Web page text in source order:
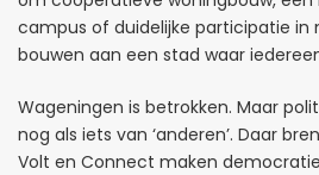
campus of duidelijke participatie in
bouwen aan een stad waar
Wageningen is betrokken. Maar
nog als iets van ‘anderen’. Daar
Volt en Connect maken